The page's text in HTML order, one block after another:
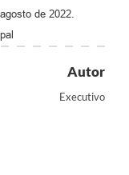
de 2022.
Autor
Executivo